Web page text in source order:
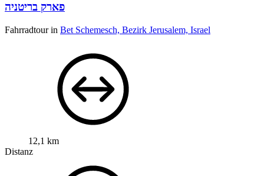
פארק בריטניה
Fahrradtour in Bet Schemesch, Bezirk Jerusalem, Israel
12,1 km
Distanz